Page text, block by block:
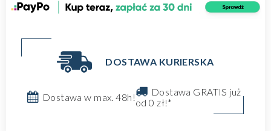
DOSTAWA KURIERSKA
Dostawa w max. 48h!
Dostawa GRATIS już
od 0 zł!*